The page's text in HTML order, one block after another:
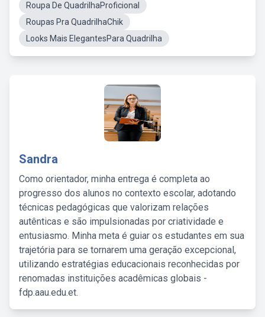
Roupa De QuadrilhaProficional
Roupas Pra QuadrilhaChik
Looks Mais ElegantesPara Quadrilha
Sandra
Como orientador, minha entrega é completa ao
progresso dos alunos no contexto escolar, adotando
técnicas pedagógicas que valorizam relações
autênticas e são impulsionadas por criatividade e
entusiasmo. Minha meta é guiar os estudantes em sua
trajetória para se tornarem uma geração excepcional,
utilizando estratégias educacionais reconhecidas por
renomadas instituições acadêmicas globais -
fdp.aau.edu.et.